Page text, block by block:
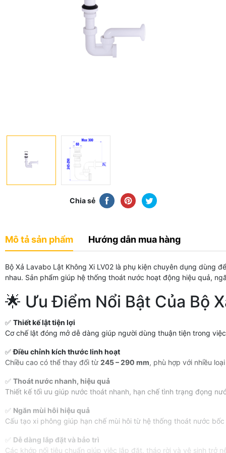
Chia sẻ
Mô tả sản phẩm Hướng dẫn mua hàng
Bộ Xả Lavabo Lật Không Xi LV02 là phụ kiện chuyên dụng dùng
nhau. Sản phẩm giúp hệ thống thoát nước hoạt động hiệu quả,
🌟 Ưu Điểm Nổi Bật Của Bộ
✅ Thiết kế lật tiện lợi
Cơ chế lật đóng mở dễ dàng giúp người dùng thuận tiện trong
✅Điều chỉnh kích thước linh hoạt
Chiều cao có thể thay đổi từ 245 – 290 mm, phù hợp với nhiều
✅ Thoát nước nhanh, hiệu quả
Thiết kế tối ưu giúp nước thoát nhanh, hạn chế tình trạng đọng
✅ Ngăn mùi hôi hiệu quả
Cấu tạo xi phông giúp hạn chế mùi hôi từ hệ thống thoát nước
✅ Dễ dàng lắp đặt và bảo trì
Các khớp nối tiêu chuẩn giúp việc lắp đặt, tháo rời và vệ sinh trở